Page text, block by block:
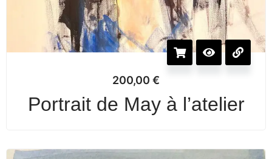
200,00 €
Portrait de May à l’atelier